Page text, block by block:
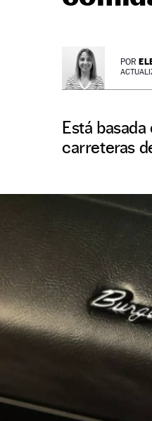
POR
Está
carreteras